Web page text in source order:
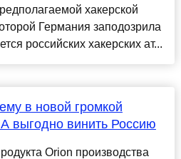
хакерской
Германия заподозрила
российских хакерских ат...
в новой громкой
выгодно винить Россию
Orion производства